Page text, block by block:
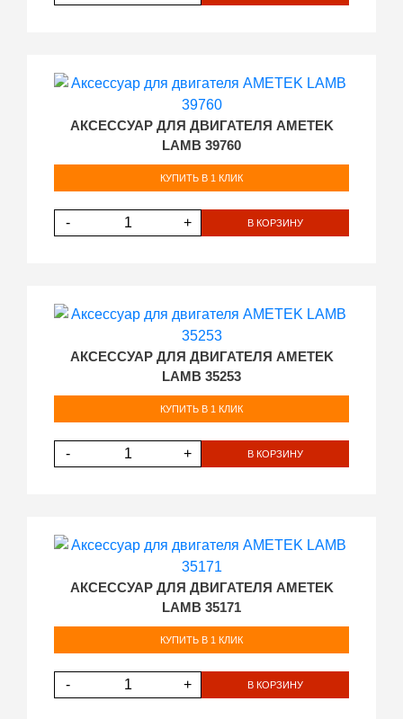
АКСЕССУАР ДЛЯ ДВИГАТЕЛЯ AMETEK
LAMB 39760
КУПИТЬ В 1 КЛИК
- + В КОРЗИНУ
АКСЕССУАР ДЛЯ ДВИГАТЕЛЯ AMETEK
LAMB 35253
КУПИТЬ В 1 КЛИК
- + В КОРЗИНУ
АКСЕССУАР ДЛЯ ДВИГАТЕЛЯ AMETEK
LAMB 35171
КУПИТЬ В 1 КЛИК
- + В КОРЗИНУ